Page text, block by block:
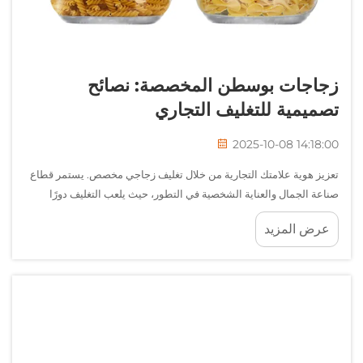
زجاجات بوسطن المخصصة: نصائح
تصميمية للتغليف التجاري
2025-10-08 14:18:00
تعزيز هوية علامتك التجارية من خلال تغليف زجاجي مخصص. يستمر قطاع
صناعة الجمال والعناية الشخصية في التطور، حيث يلعب التغليف دورًا
متزايد الأهمية في التميّز بين العلامات التجارية وجذب المستهلكين. وقد
اكتسبت زجاجات بوسطن المخصصة شهرة واسعة...
عرض المزيد